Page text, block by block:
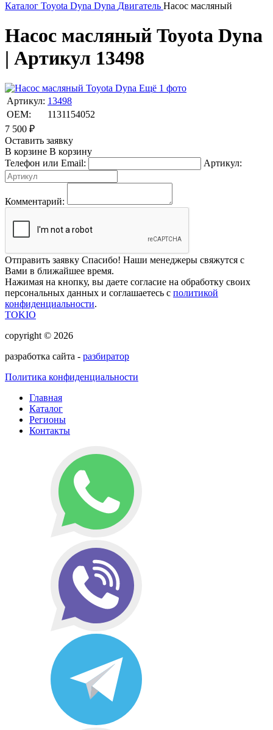
Каталог Toyota Dyna Dyna Двигатель Насос масляный
Насос масляный Toyota Dyna
| Артикул 13498
Ещё 1 фото
Артикул: 13498
OEM:
1131154052
7 500 ₽
Оставить заявку
В корзине В корзину
Телефон или Email:
Артикул:
Комментарий:
Отправить заявку Спасибо! Наши менеджеры свяжутся с
Вами в ближайшее время.
Нажимая на кнопку, вы даете согласие на обработку своих
персональных данных и соглашаетесь с политикой
конфиденциальности.
TOKIO
copyright © 2026
разработка сайта - разбиратор
Политика конфиденциальности
Главная
Каталог
Регионы
Контакты